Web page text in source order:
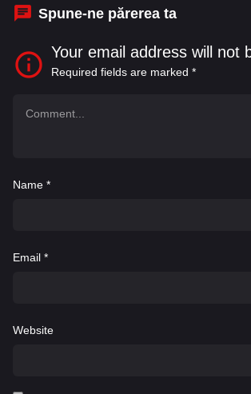
Spune-ne părerea ta
Your email address will not
Required fields are marked *
Name *
Email *
Website